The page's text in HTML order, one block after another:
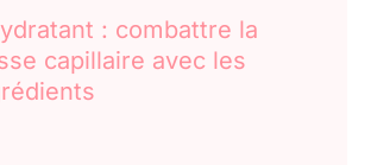
: combattre la
capillaire avec les